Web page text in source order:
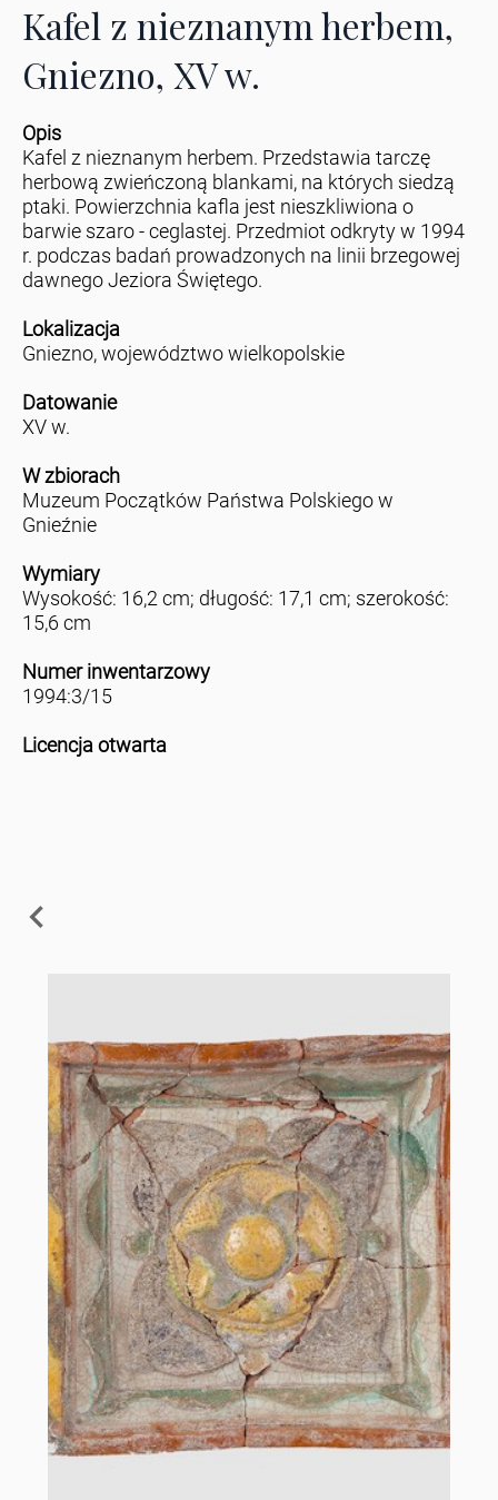
Kafel z nieznanym herbem,
Gniezno, XV w.
Opis
Kafel z nieznanym herbem. Przedstawia tarczę
herbową zwieńczoną blankami, na których siedzą
ptaki. Powierzchnia kafla jest nieszkliwiona o
barwie szaro - ceglastej. Przedmiot odkryty w 1994
r. podczas badań prowadzonych na linii brzegowej
dawnego Jeziora Świętego.
Lokalizacja
Gniezno, województwo wielkopolskie
Datowanie
XV w.
W zbiorach
Muzeum Początków Państwa Polskiego w
Gnieźnie
Wymiary
Wysokość: 16,2 cm; długość: 17,1 cm; szerokość:
15,6 cm
Numer inwentarzowy
1994:3/15
Licencja otwarta